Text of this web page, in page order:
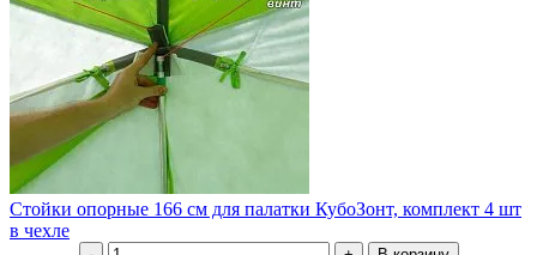
Стойки опорные 166 см для палатки КубоЗонт, комплект 4 шт
в чехле